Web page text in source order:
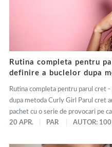
Rutina completa pentru
definire a buclelor dupa
Rutina completa pentru parul cret
dupa metoda Curly Girl Parul cret
pachet cu o serie de provocari pe
20 APR.
PAR AUTOR: